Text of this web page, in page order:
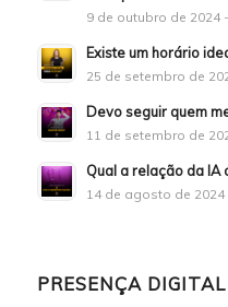
9 de outubro de 2024
Existe um horário
25 de setembro de
Devo seguir quem
11 de setembro de
Qual a relação da IA
14 de agosto de 2024
PRESENÇA DIGITAL